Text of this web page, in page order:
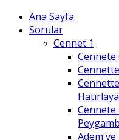
Ana Sayfa
Sorular
Cennet 1
Cennete
Cennete
Adem